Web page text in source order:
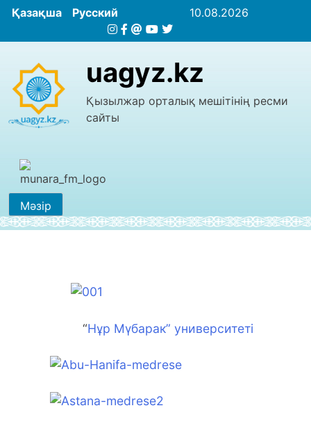
Қазақша Русский 10.08.2026
uagyz.kz
Қызылжар орталық мешітінің ресми
сайты
Мәзір
“Нұр Мүбарак” университеті